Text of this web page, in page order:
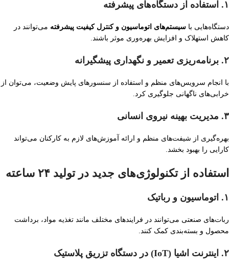
۱. استفاده از دستگاه‌های پیشرفته
دستگاه‌هایی با سیستم‌های اتوماسیون و کنترل کیفیت پیشرفته می‌توانند در
کاهش استهلاک و افزایش بهره‌وری موثر باشند.
۲. برنامه‌ریزی تعمیر و نگهداری پیشگیرانه
با انجام سرویس‌های منظم و استفاده از سنسورهای پایش وضعیت، می‌توان از
خرابی‌های ناگهانی جلوگیری کرد.
۳. مدیریت بهینه نیروی انسانی
بهره‌گیری از شیفت‌های منظم و ارائه آموزش‌های لازم به کارکنان می‌تواند
کارایی را بهبود بخشد.
استفاده از تکنولوژی‌های جدید در تولید ۲۴ ساعته
۱. اتوماسیون و رباتیک
ربات‌های صنعتی می‌توانند در فرایندهای مختلف مانند تغذیه مواد، برداشت
محصول و بسته‌بندی کمک کنند.
۲. اینترنت اشیا (IoT) در دستگاه تزریق پلاستیک